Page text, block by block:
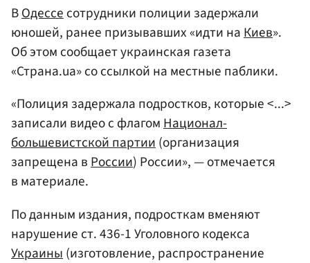
ВОдессесотрудники полиции задержали
юношей, ранее призывавших «идти наКиев».
Об этом сообщает украинская газета
«Страна.ua» со ссылкой на местные паблики.
«Полиция задержала подростков, которые <...>
записали видео с флагомНационал-
большевистской партии(организация
запрещена вРоссии) России», — отмечается
в материале.
По данным издания, подросткам вменяют
нарушение ст. 436-1 Уголовного кодекса
Украины (изготовление, распространение